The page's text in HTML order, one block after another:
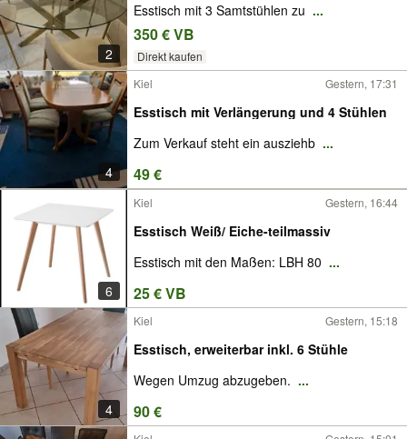
2
Esstisch mit 3 Samtstühlen zu ...
350 € VB
Direkt kaufen
4
Kiel Gestern, 17:31
Esstisch mit Verlängerung und 4 Stühlen
Zum Verkauf steht ein ausziehb ...
49 €
6
Kiel Gestern, 16:44
Esstisch Weiß/ Eiche-teilmassiv
Esstisch mit den Maßen: LBH 80 ...
25 € VB
4
Kiel Gestern, 15:18
Esstisch, erweiterbar inkl. 6 Stühle
Wegen Umzug abzugeben. ...
90 €